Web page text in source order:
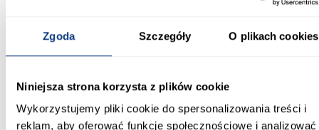
Zgoda Szczegóły O plikach cookies
Niniejsza strona korzysta z plików cookie
Wykorzystujemy pliki cookie do spersonalizowania treści i
reklam, aby oferować funkcje społecznościowe i analizować
Nadstawka do szafy Lorin 18 kaszmir – wymiary i
parametry
Głębokość: 60 cm
Kolor: kaszmir
Wybarwienie: beżowe
Wykończenie: mat